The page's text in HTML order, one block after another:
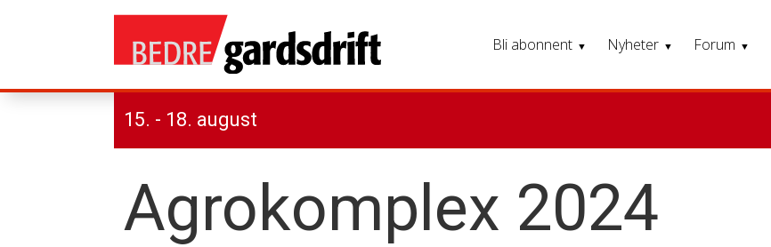
Bli abonnent Nyheter Forum
15. - 18. august
Agrokomplex 2024